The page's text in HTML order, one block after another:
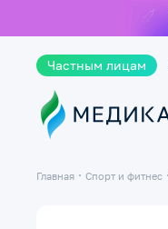
Частным лицам
Главная Спорт и фитнес